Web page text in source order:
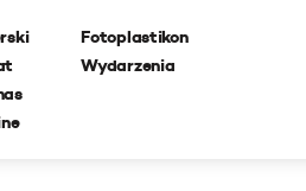
Fotoplastikon
Wydarzenia